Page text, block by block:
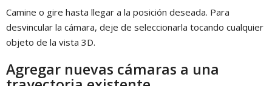
Camine o gire hasta llegar a la posición deseada. Para
desvincular la cámara, deje de seleccionarla tocando cualquier
objeto de la vista 3D.
Agregar nuevas cámaras a una